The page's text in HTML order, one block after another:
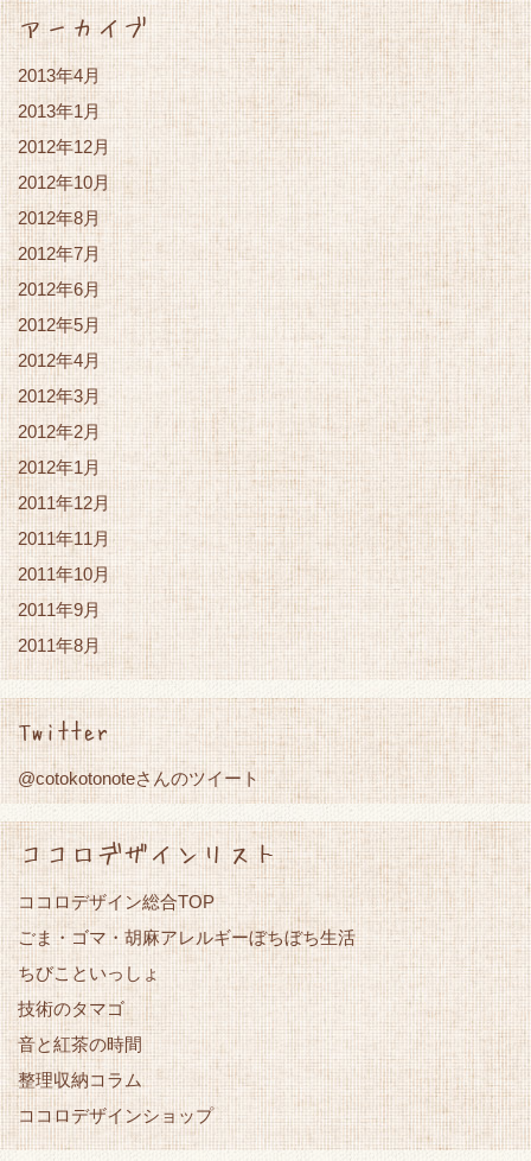
アーカイブ
2013年4月
2013年1月
2012年12月
2012年10月
2012年8月
2012年7月
2012年6月
2012年5月
2012年4月
2012年3月
2012年2月
2012年1月
2011年12月
2011年11月
2011年10月
2011年9月
2011年8月
Twitter
@cotokotonoteさんのツイート
ココロデザインリスト
ココロデザイン総合TOP
ごま・ゴマ・胡麻アレルギーぼちぼち生活
ちびこといっしょ
技術のタマゴ
音と紅茶の時間
整理収納コラム
ココロデザインショップ